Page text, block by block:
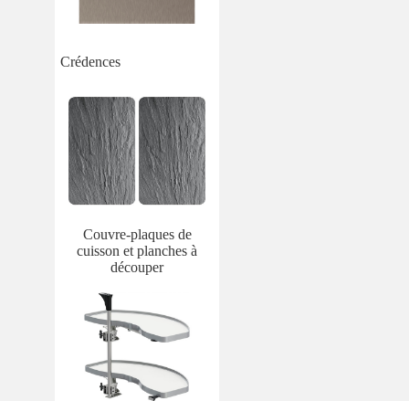
Crédences
Couvre-plaques de
cuisson et planches à
découper